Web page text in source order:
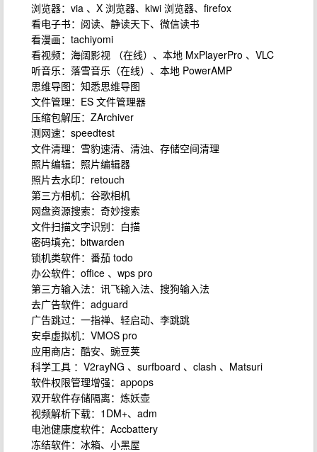
浏览器：via 、X 浏览器、kiwi 浏览器、firefox
看电子书：阅读、静读天下、微信读书
看漫画：tachiyomi
看视频：海阔影视 （在线）、本地 MxPlayerPro 、VLC
听音乐：落雪音乐（在线）、本地 PowerAMP
思维导图：知悉思维导图
文件管理：ES 文件管理器
压缩包解压：ZArchiver
测网速：speedtest
文件清理：雪豹速清、清浊、存储空间清理
照片编辑：照片编辑器
照片去水印：retouch
第三方相机：谷歌相机
网盘资源搜索：奇妙搜索
文件扫描文字识别：白描
密码填充：bitwarden
锁机类软件：番茄 todo
办公软件：office 、wps pro
第三方输入法：讯飞输入法、搜狗输入法
去广告软件：adguard
广告跳过：一指禅、轻启动、李跳跳
安卓虚拟机：VMOS pro
应用商店：酷安、豌豆荚
科学工具 ：V2rayNG 、surfboard 、clash 、Matsuri
软件权限管理增强：appops
双开软件存储隔离：炼妖壶
视频解析下载：1DM+、adm
电池健康度软件：Accbattery
冻结软件：冰箱、小黑屋